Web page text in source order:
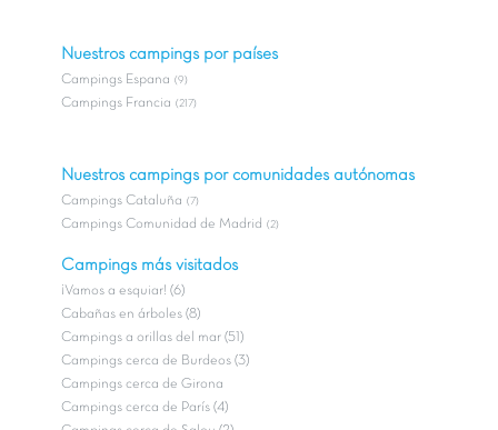
Nuestros campings por países
Campings Espana (9)
Campings Francia (217)
Nuestros campings por comunidades autónomas
Campings Cataluña (7)
Campings Comunidad de Madrid (2)
Campings más visitados
¡Vamos a esquiar! (6)
Cabañas en árboles (8)
Campings a orillas del mar (51)
Campings cerca de Burdeos (3)
Campings cerca de Girona
Campings cerca de París (4)